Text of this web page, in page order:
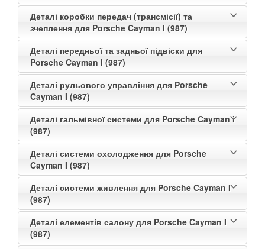
Деталі коробки передач (трансмісії) та
зчеплення для Porsche Cayman I (987)
Деталі передньої та задньої підвіски для
Porsche Cayman I (987)
Деталі рульового управління для Porsche
Cayman I (987)
Деталі гальмівної системи для Porsche Cayman I
(987)
Деталі системи охолодження для Porsche
Cayman I (987)
Деталі системи живлення для Porsche Cayman I
(987)
Деталі елементів салону для Porsche Cayman I
(987)